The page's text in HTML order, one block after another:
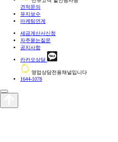
견적문의
유지보수
마케팅연계
세금계산서신청
자주묻는질문
공지사항
카카오상담
영업상담전용채널입니다
1644-1078